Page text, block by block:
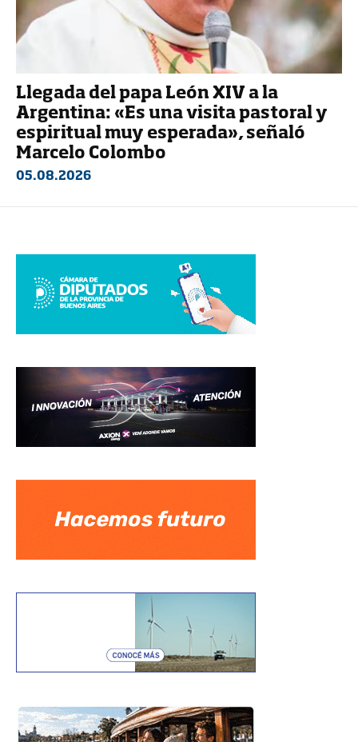
Llegada del papa León XIV a la
Argentina: «Es una visita pastoral y
espiritual muy esperada», señaló
Marcelo Colombo
05.08.2026